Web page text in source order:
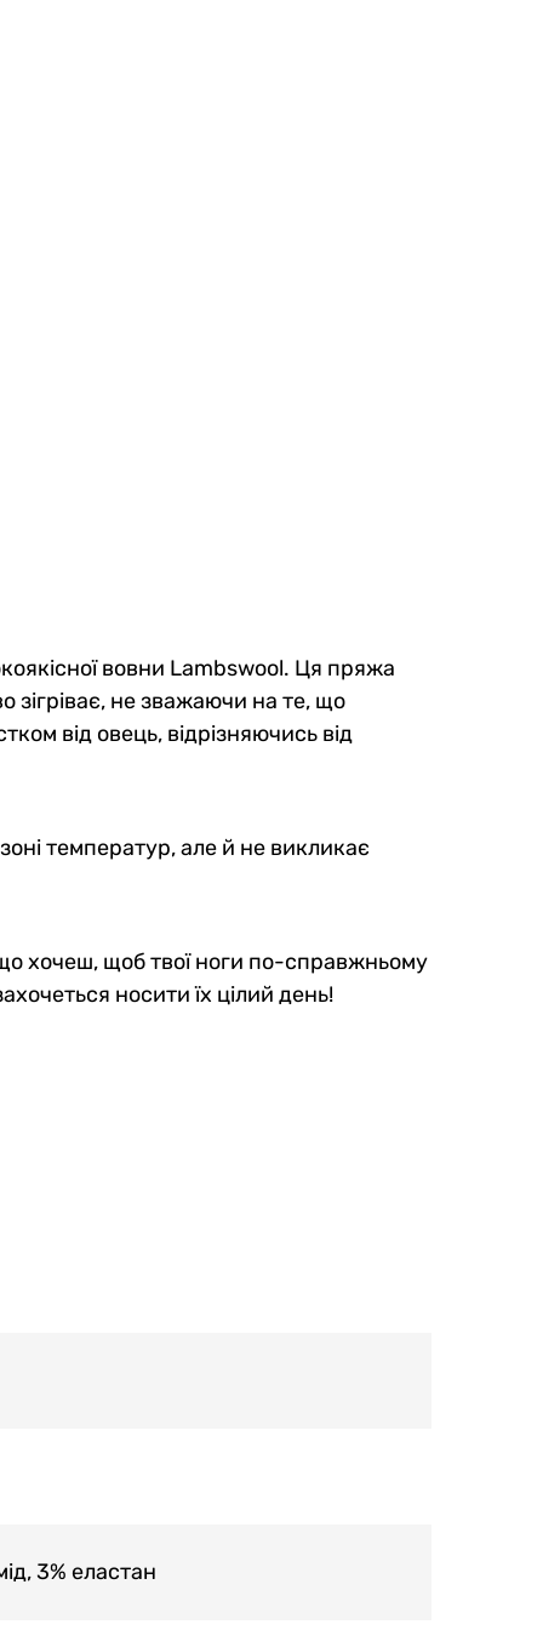
вовни Lambswool. Ця пряжа
зігріває, не зважаючи на те, що
від овець, відрізняючись від
температур, але й не викликає
хочеш, щоб твої ноги по-справжньому
носити їх цілий день!
3% еластан